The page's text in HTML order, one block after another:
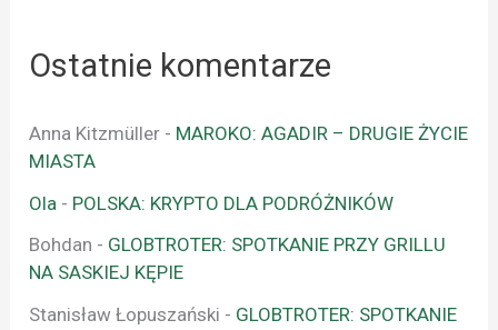
Ostatnie komentarze
Anna Kitzmüller - MAROKO: AGADIR – DRUGIE ŻYCIE
MIASTA
Ola - POLSKA: KRYPTO DLA PODRÓŻNIKÓW
Bohdan - GLOBTROTER: SPOTKANIE PRZY GRILLU
NA SASKIEJ KĘPIE
Stanisław Łopuszański - GLOBTROTER: SPOTKANIE